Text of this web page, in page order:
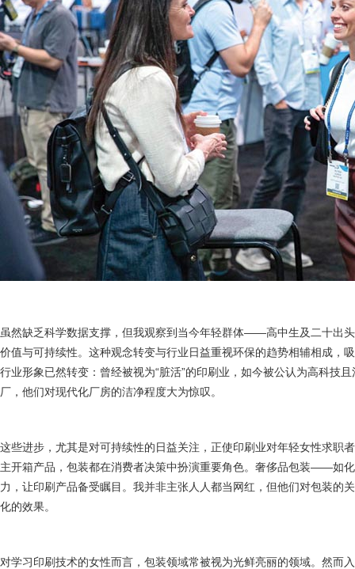
虽然缺乏科学数据支撑，但我观察到当今年轻群体——高中生及二十出
价值与可持续性。这种观念转变与行业日益重视环保的趋势相辅相成，
行业形象已然转变：曾经被视为“脏活”的印刷业，如今被公认为高科技
厂，他们对现代化厂房的洁净程度大为惊叹。
这些进步，尤其是对可持续性的日益关注，正使印刷业对年轻女性求职
主开箱产品，包装都在消费者决策中扮演重要角色。奢侈品包装——如
力，让印刷产品备受瞩目。我并非主张人人都当网红，但他们对包装的
化的效果。
对学习印刷技术的女性而言，包装领域常被视为光鲜亮丽的领域。然而